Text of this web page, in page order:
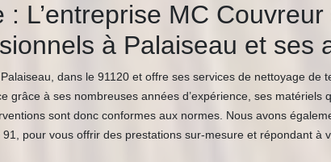
L’entreprise MC
à Palaiseau et ses
dans le 91120 et offre ses services de nettoyage de
grâce à ses nombreuses années d’expérience, ses
sont donc conformes aux normes. Nous avons
pour vous offrir des prestations sur-mesure et répondant à